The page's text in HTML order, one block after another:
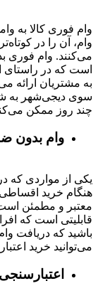
وام فوری کالا به
وام، آن را در
می‌کنند. وام فوری
است که در راستای
به مشتریان ارائه
سوی دیجی‌شهر به
چند روز ممکن
وام بدون
یکی از مواردی که
هنگام خرید
معتبر و مطمئن
قابلیتی است که
باشید که دریافت
می‌توانید خرید